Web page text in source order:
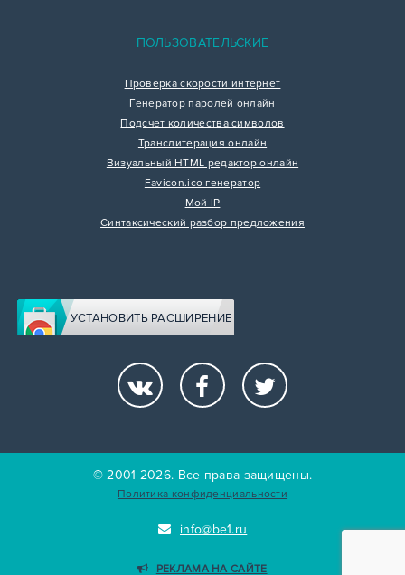
ПОЛЬЗОВАТЕЛЬСКИЕ
Проверка скорости интернет
Генератор паролей онлайн
Подсчет количества символов
Транслитерация онлайн
Визуальный HTML редактор онлайн
Favicon.ico генератор
Мой IP
Синтаксический разбор предложения
УСТАНОВИТЬ РАСШИРЕНИЕ
© 2001-2026. Все права защищены.
Политика конфиденциальности
info@be1.ru
РЕКЛАМА НА САЙТЕ